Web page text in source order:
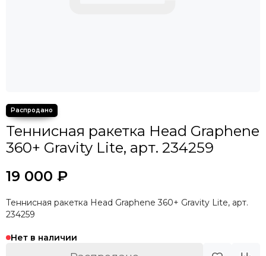
Теннисная ракетка Head Graphene
360+ Gravity Lite, арт. 234259
19 000 ₽
Теннисная ракетка Head Graphene 360+ Gravity Lite, арт.
234259
Нет в наличии